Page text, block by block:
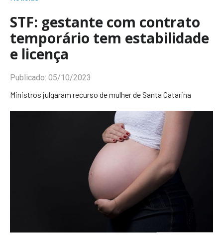
STF: gestante com contrato
temporário tem estabilidade
e licença
Publicado: 05/10/2023
Ministros julgaram recurso de mulher de Santa Catarina